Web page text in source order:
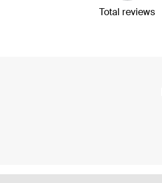
Total reviews